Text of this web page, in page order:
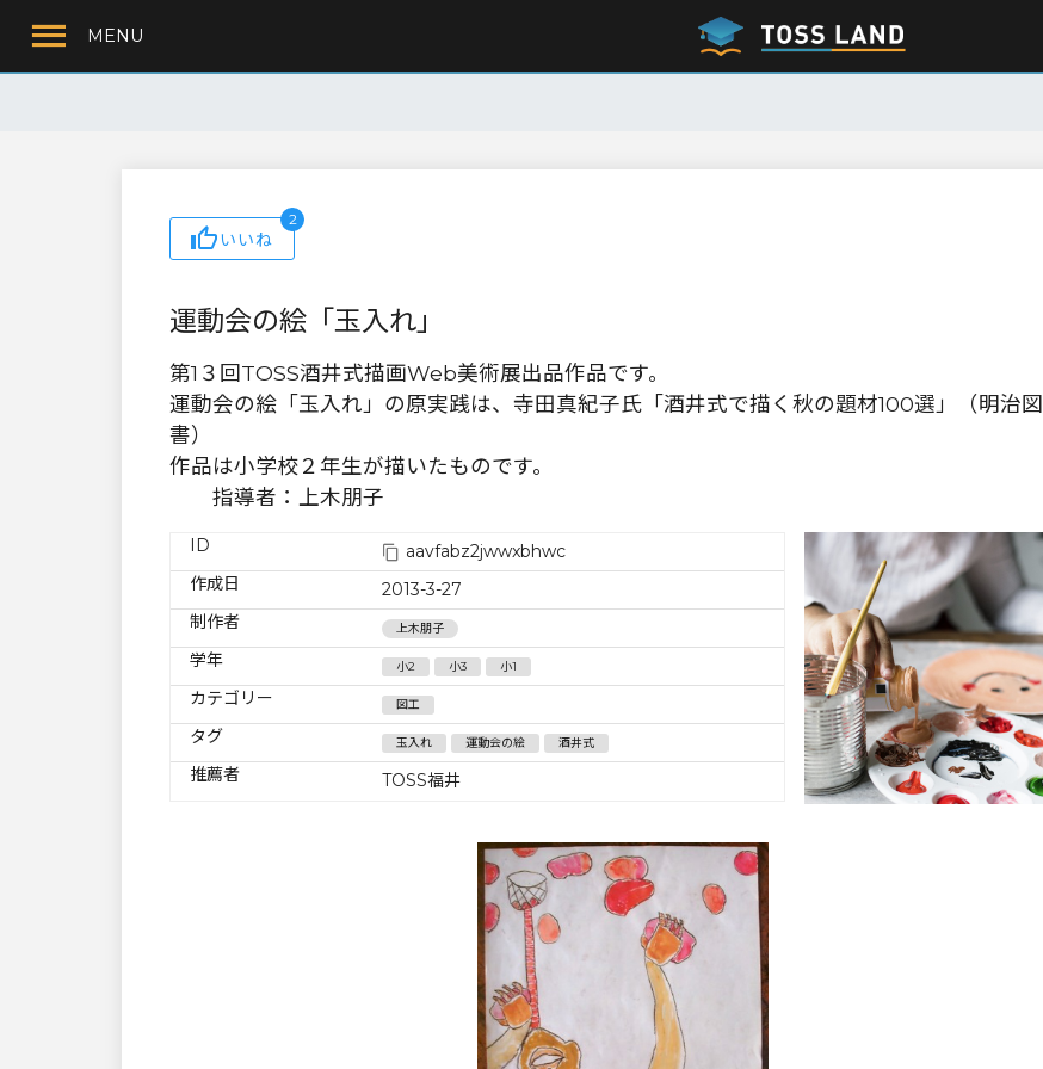
MENU
いいね
2
運動会の絵「玉入れ」
第1３回TOSS酒井式描画Web美術展出品作品です。
運動会の絵「玉入れ」の原実践は、寺田真紀子氏「酒井式で描く秋の題材100選」（明治図
書）
作品は小学校２年生が描いたものです。
指導者：上木朋子
ID
aavfabz2jwwxbhwc
作成日
2013-3-27
制作者
上木朋子
学年 小2 小3 小1
カテゴリー 図工
タグ 玉入れ 運動会の絵 酒井式
推薦者 TOSS福井